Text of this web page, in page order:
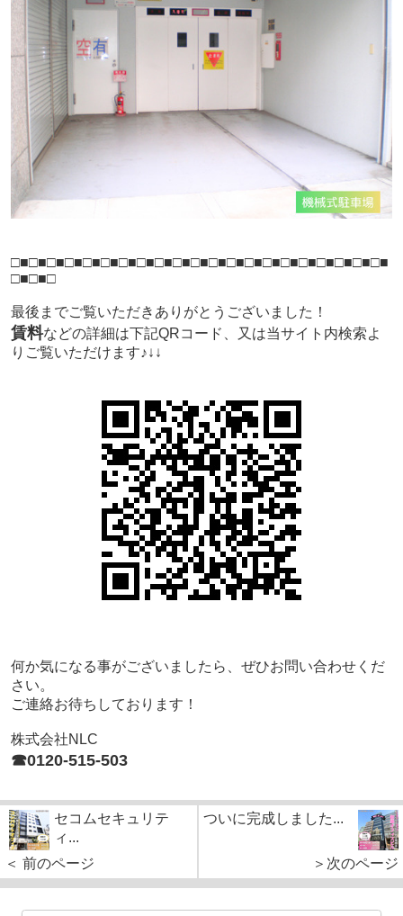
□■□■□■□■□■□■□■□■□■□■□■□■□■□■□■□■□■□■□■□■□■
□■□■□
最後までご覧いただきありがとうございました！
賃料などの詳細は下記QRコード、又は当サイト内検索よ
りご覧いただけます♪↓↓
何か気になる事がございましたら、ぜひお問い合わせくだ
さい。
ご連絡お待ちしております！
株式会社NLC
☎0120-515-503
セコムセキュリテ
ィ...
＜ 前のページ
ついに完成しました...
＞次のページ